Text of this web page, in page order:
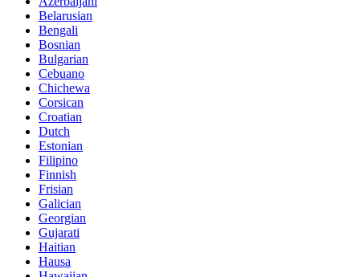
Belarusian
Bengali
Bosnian
Bulgarian
Cebuano
Chichewa
Corsican
Croatian
Dutch
Estonian
Filipino
Finnish
Frisian
Galician
Georgian
Gujarati
Haitian
Hausa